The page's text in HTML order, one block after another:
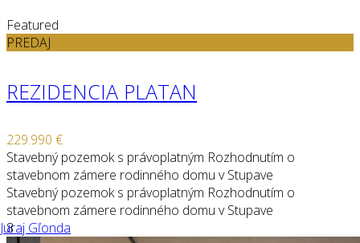
Featured
PREDAJ
REZIDENCIA PLATAN
229.990 €
Stavebný pozemok s právoplatným Rozhodnutím o
stavebnom zámere rodinného domu v Stupave
Stavebný pozemok s právoplatným Rozhodnutím o
stavebnom zámere rodinného domu v Stupave
Juraj Gľonda
8